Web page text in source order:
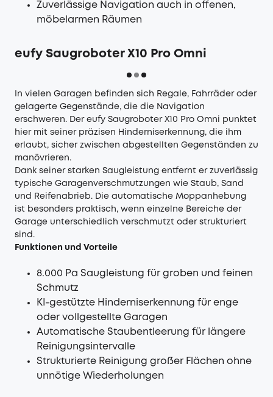
Zuverlässige Navigation auch in offenen,
möbelarmen Räumen
eufy Saugroboter X10 Pro Omni
In vielen Garagen befinden sich Regale, Fahrräder oder
gelagerte Gegenstände, die die Navigation
erschweren. Der eufy Saugroboter X10 Pro Omni punktet
hier mit seiner präzisen Hinderniserkennung, die ihm
erlaubt, sicher zwischen abgestellten Gegenständen zu
manövrieren.
Dank seiner starken Saugleistung entfernt er zuverlässig
typische Garagenverschmutzungen wie Staub, Sand
und Reifenabrieb. Die automatische Moppanhebung
ist besonders praktisch, wenn einzelne Bereiche der
Garage unterschiedlich verschmutzt oder strukturiert
sind.
Funktionen und Vorteile
8.000 Pa Saugleistung für groben und feinen
Schmutz
KI-gestützte Hinderniserkennung für enge
oder vollgestellte Garagen
Automatische Staubentleerung für längere
Reinigungsintervalle
Strukturierte Reinigung großer Flächen ohne
unnötige Wiederholungen